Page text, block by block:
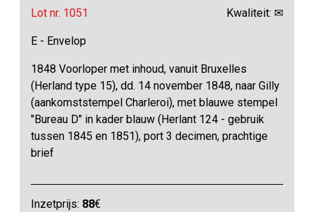
Lot nr. 1051 Kwaliteit: ✉
E - Envelop
1848 Voorloper met inhoud, vanuit Bruxelles
(Herland type 15), dd. 14 november 1848, naar Gilly
(aankomststempel Charleroi), met blauwe stempel
"Bureau D" in kader blauw (Herlant 124 - gebruik
tussen 1845 en 1851), port 3 decimen, prachtige
brief
Inzetprijs: 88€